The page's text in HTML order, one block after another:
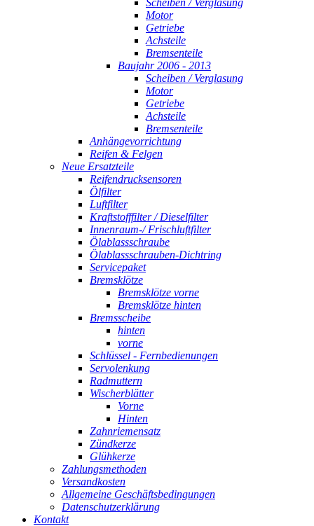
Scheiben / Verglasung
Motor
Getriebe
Achsteile
Bremsenteile
Baujahr 2006 - 2013
Scheiben / Verglasung
Motor
Getriebe
Achsteile
Bremsenteile
Anhängevorrichtung
Reifen & Felgen
Neue Ersatzteile
Reifendrucksensoren
Ölfilter
Luftfilter
Kraftstofffilter / Dieselfilter
Innenraum-/ Frischluftfilter
Ölablassschraube
Ölablassschrauben-Dichtring
Servicepaket
Bremsklötze
Bremsklötze vorne
Bremsklötze hinten
Bremsscheibe
hinten
vorne
Schlüssel - Fernbedienungen
Servolenkung
Radmuttern
Wischerblätter
Vorne
Hinten
Zahnriemensatz
Zündkerze
Glühkerze
Zahlungsmethoden
Versandkosten
Allgemeine Geschäftsbedingungen
Datenschutzerklärung
Kontakt